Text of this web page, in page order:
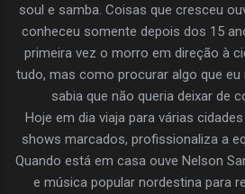
soul e samba. Coisas que cresceu
conheceu somente depois dos 15
primeira vez o morro em direção à
tudo, mas como procurar algo que eu
sabia que não queria deixar de
Hoje em dia viaja para várias
shows marcados, profissionaliza a
Quando está em casa ouve Nelson
e música popular nordestina para